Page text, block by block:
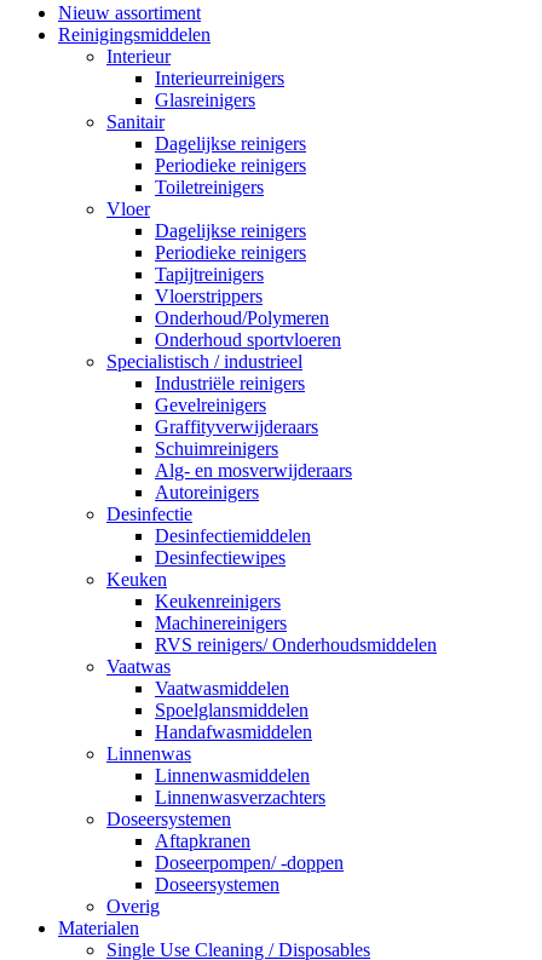
Nieuw assortiment
Reinigingsmiddelen
Interieur
Interieurreinigers
Glasreinigers
Sanitair
Dagelijkse reinigers
Periodieke reinigers
Toiletreinigers
Vloer
Dagelijkse reinigers
Periodieke reinigers
Tapijtreinigers
Vloerstrippers
Onderhoud/Polymeren
Onderhoud sportvloeren
Specialistisch / industrieel
Industriële reinigers
Gevelreinigers
Graffityverwijderaars
Schuimreinigers
Alg- en mosverwijderaars
Autoreinigers
Desinfectie
Desinfectiemiddelen
Desinfectiewipes
Keuken
Keukenreinigers
Machinereinigers
RVS reinigers/ Onderhoudsmiddelen
Vaatwas
Vaatwasmiddelen
Spoelglansmiddelen
Handafwasmiddelen
Linnenwas
Linnenwasmiddelen
Linnenwasverzachters
Doseersystemen
Aftapkranen
Doseerpompen/ -doppen
Doseersystemen
Overig
Materialen
Single Use Cleaning / Disposables